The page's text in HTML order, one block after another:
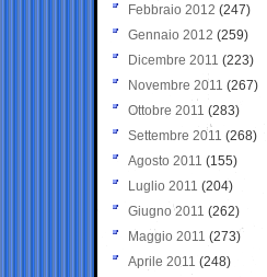
Febbraio 2012 (247)
Gennaio 2012 (259)
Dicembre 2011 (223)
Novembre 2011 (267)
Ottobre 2011 (283)
Settembre 2011 (268)
Agosto 2011 (155)
Luglio 2011 (204)
Giugno 2011 (262)
Maggio 2011 (273)
Aprile 2011 (248)